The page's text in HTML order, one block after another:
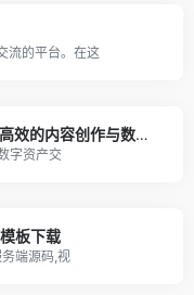
流的平台。在这
首页 - RanUI 开发者社区 - 极简高效的内容创作与数字资产交易平台
字资产交
板下载
端源码,视